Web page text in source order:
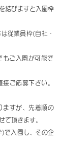
を結びますと入園枠
従業員枠(自社・
もご入園が可能で
ご応募下さい。
ますが、先着順の
て頂きます。
)で入園し、その企